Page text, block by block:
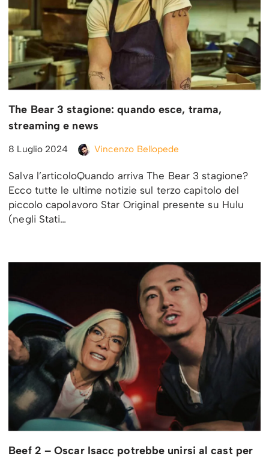
The Bear 3 stagione: quando esce, trama,
streaming e news
8 Luglio 2024 Vincenzo Bellopede
Salva l’articoloQuando arriva The Bear 3 stagione?
Ecco tutte le ultime notizie sul terzo capitolo del
piccolo capolavoro Star Original presente su Hulu
(negli Stati…
Beef 2 – Oscar Isacc potrebbe unirsi al cast per